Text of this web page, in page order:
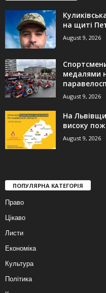
на щиті
August 9, 2026
медалями
August 9, 2026
На
високу
August 9, 2026
ПОПУЛЯРНА КАТЕГОРІЯ
Право
Цікаво
Листи
Економіка
Культура
Політика